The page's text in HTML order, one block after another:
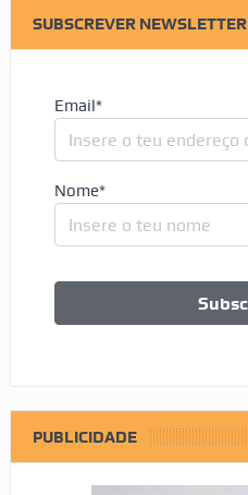
SUBSCREVER NEWSLETTER
Email*
Nome*
PUBLICIDADE